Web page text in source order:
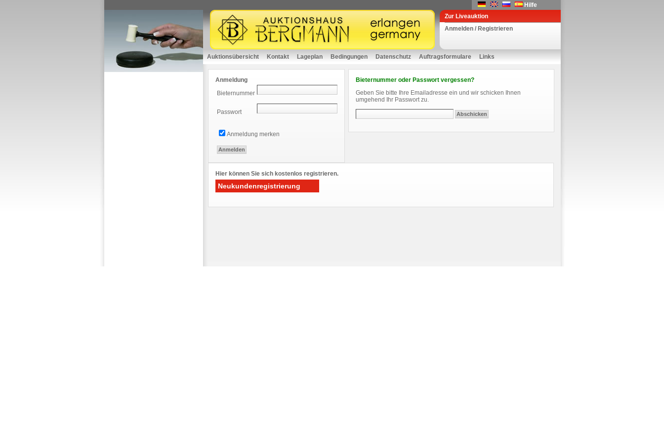
Hilfe
Zur Liveauktion
Anmelden / Registrieren
Auktionsübersicht Kontakt Lageplan Bedingungen Datenschutz Auftragsformulare Links
Anmeldung
Bieternummer
Passwort
Anmeldung merken
Bieternummer oder Passwort vergessen?
Geben Sie bitte Ihre Emailadresse ein und wir schicken Ihnen
umgehend Ihr Passwort zu.
Hier können Sie sich kostenlos registrieren.
Neukundenregistrierung